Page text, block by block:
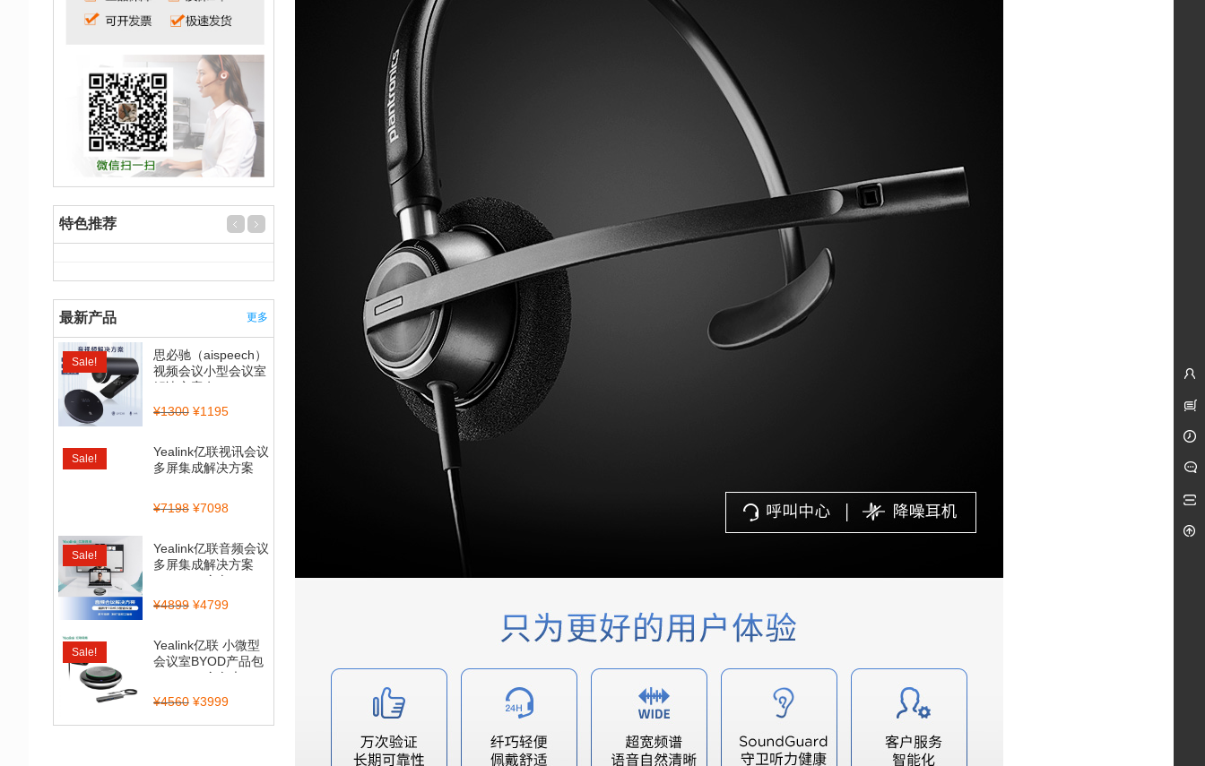
特色推荐
最新产品 更多
Sale!
思必驰（aispeech）
视频会议小型会议室
解决方案套...
¥1300 ¥1195
Sale!
Yealink亿联视讯会议
多屏集成解决方案
¥7198 ¥7098
Sale!
Yealink亿联音频会议
多屏集成解决方案
（CP700全向...
¥4899 ¥4799
Sale!
Yealink亿联 小微型
会议室BYOD产品包
（CP900全向麦...
¥4560 ¥3999